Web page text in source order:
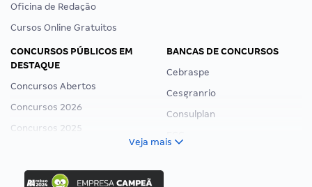
Oficina de Redação
Cursos Online Gratuitos
CONCURSOS PÚBLICOS EM
DESTAQUE
Concursos Abertos
Concursos 2026
Concursos 2025
Concurso Ibama
BANCAS DE CONCURSOS
Cebraspe
Cesgranrio
Consulplan
Veja mais